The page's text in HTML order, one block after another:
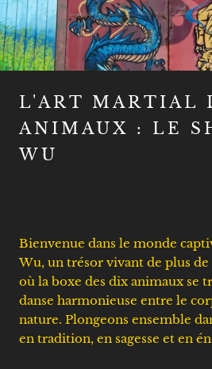
L'ART MARTIAL
ANIMAUX : LE
WU
Bienvenue dans le monde
Wu, un trésor vivant de plus
où la boxe des dix animaux se
danse harmonieuse entre le
nature. Plongeons ensemble
en tradition, en sagesse et en